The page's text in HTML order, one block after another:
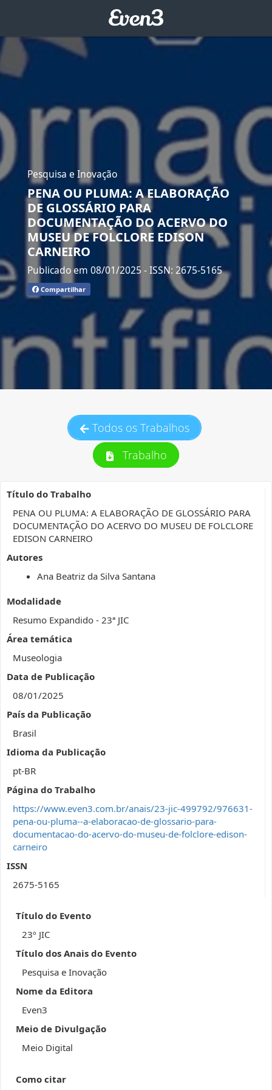
Pesquisa e Inovação
PENA OU PLUMA: A ELABORAÇÃO
DE GLOSSÁRIO PARA
DOCUMENTAÇÃO DO ACERVO DO
MUSEU DE FOLCLORE EDISON
CARNEIRO
Publicado em 08/01/2025 - ISSN: 2675-5165
Compartilhar
Todos os Trabalhos
Trabalho
Título do Trabalho
PENA OU PLUMA: A ELABORAÇÃO DE GLOSSÁRIO PARA
DOCUMENTAÇÃO DO ACERVO DO MUSEU DE FOLCLORE
EDISON CARNEIRO
Autores
Ana Beatriz da Silva Santana
Modalidade
Resumo Expandido - 23ª JIC
Área temática
Museologia
Data de Publicação
08/01/2025
País da Publicação
Brasil
Idioma da Publicação
pt-BR
Página do Trabalho
https://www.even3.com.br/anais/23-jic-499792/976631-
pena-ou-pluma--a-elaboracao-de-glossario-para-
documentacao-do-acervo-do-museu-de-folclore-edison-
carneiro
ISSN
2675-5165
Título do Evento
23º JIC
Título dos Anais do Evento
Pesquisa e Inovação
Nome da Editora
Even3
Meio de Divulgação
Meio Digital
Como citar